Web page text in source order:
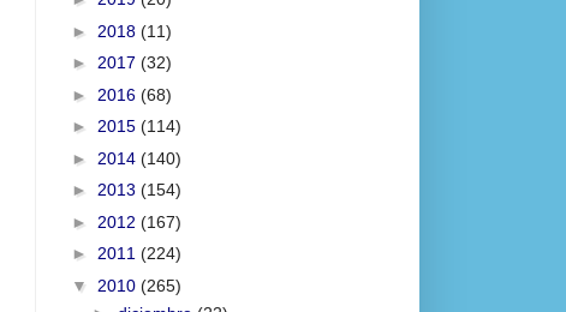
► 2018 (11)
► 2017 (32)
► 2016 (68)
► 2015 (114)
► 2014 (140)
► 2013 (154)
► 2012 (167)
► 2011 (224)
▼ 2010 (265)